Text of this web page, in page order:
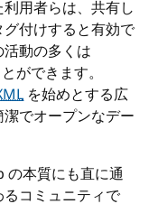
用者らは、共有し
付けすると有効で
動の多くは
ができます。
を始めとする広
でオープンなデー
の本質にも直に通
コミュニティで